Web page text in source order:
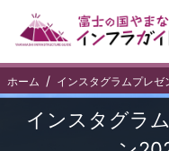
ホーム インスタグラムプレ
インスタグラ